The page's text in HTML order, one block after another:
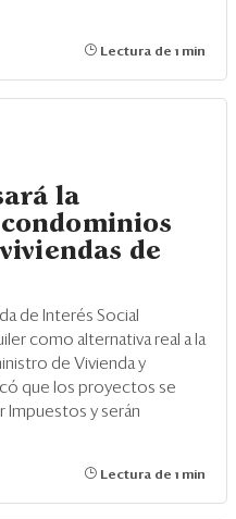
Lectura de 1 min
la
de
de Interés Social
como alternativa real a la
de Vivienda y
que los proyectos se
Impuestos y serán
Lectura de 1 min